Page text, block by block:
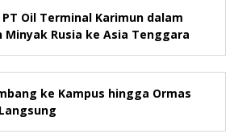
Oil Terminal Karimun dalam
Minyak Rusia ke Asia Tenggara
ke Kampus hingga Ormas